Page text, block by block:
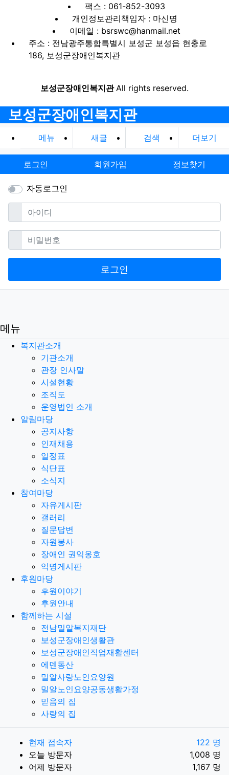
팩스 : 061-852-3093
개인정보관리책임자 : 마신명
이메일 : bsrswc@hanmail.net
주소 : 전남광주통합특별시 보성군 보성읍 현충로
186, 보성군장애인복지관
보성군장애인복지관All rights reserved.
보성군장애인복지관
메뉴 새글 검색 더보기
로그인 회원가입 정보찾기
자동로그인
아이디필수
비밀번호필수
로그인
메뉴
복지관소개
기관소개
관장 인사말
시설현황
조직도
운영법인 소개
알림마당
공지사항
인재채용
일정표
식단표
소식지
참여마당
자유게시판
갤러리
질문답변
자원봉사
장애인 권익옹호
익명게시판
후원마당
후원이야기
후원안내
함께하는 시설
전남밀알복지재단
보성군장애인생활관
보성군장애인직업재활센터
에덴동산
밀알사랑노인요양원
밀알노인요양공동생활가정
믿음의 집
사랑의 집
현재 접속자
122 명
오늘 방문자
1,008 명
어제 방문자
1,167 명